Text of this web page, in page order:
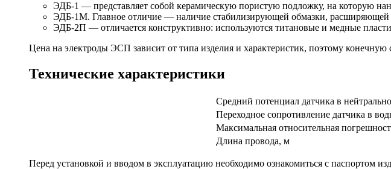
ЭДБ-1 — представляет собой керамическую пористую подложку, на которую
ЭДБ-1М. Главное отличие — наличие стабилизирующей обмазки, расширяющей
ЭДБ-2П — отличается конструктивно: используются титановые и медные
Цена на электроды ЭСП зависит от типа изделия и характеристик, поэтому
Технические характеристики
Средний потенциал датчика в
Переходное сопротивление датчика в
Максимальная относительная
Длина провода, м
Перед установкой и вводом в эксплуатацию необходимо ознакомиться с паспортом